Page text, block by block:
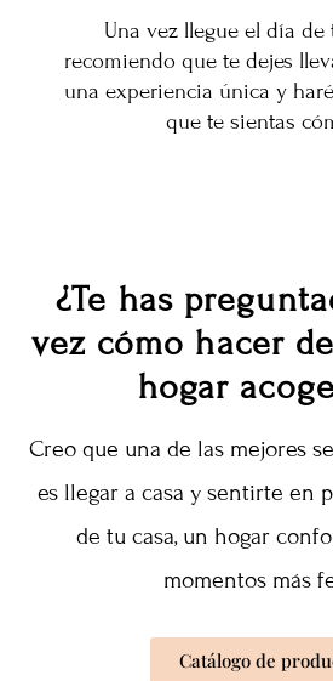
Una vez llegue el día de
recomiendo que te dejes
una experiencia única y
que te sientas
¿Te has
vez cómo hacer
hogar
Creo que una de las mejores
es llegar a casa y sentirte en
de tu casa, un hogar
momentos más
Catálogo de